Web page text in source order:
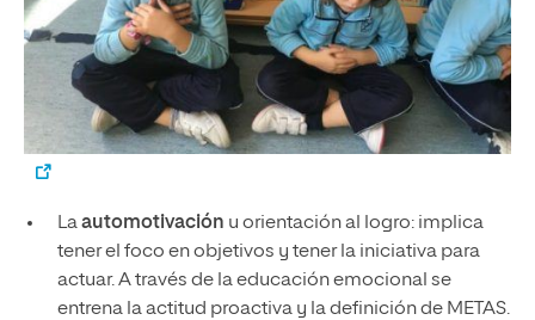
Laautomotivación u orientación al logro: implica
tener el foco en objetivos y tener la iniciativa para
actuar. A través de la educación emocional se
entrena la actitud proactiva y la definición de METAS.